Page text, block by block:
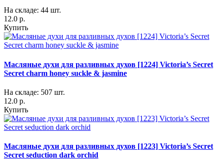
На складе: 44 шт.
12.0 р.
Купить
Масляные духи для разливных духов [1224] Victoria’s Secret
Secret charm honey suckle & jasmine
На складе: 507 шт.
12.0 р.
Купить
Масляные духи для разливных духов [1223] Victoria’s Secret
Secret seduction dark orchid